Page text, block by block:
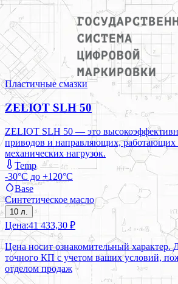
Пластичные смазки
ZELIOT SLH 50
ZELIOT SLH 50 — это
приводов и направляющих, работающих
механических нагрузок.
Temp
-30°C до +120°C
Base
Синтетическое масло
10 л.
Цена:41 433,30 ₽
Цена носит ознакомительный характер.
точного КП с учетом ваших условий,
отделом продаж